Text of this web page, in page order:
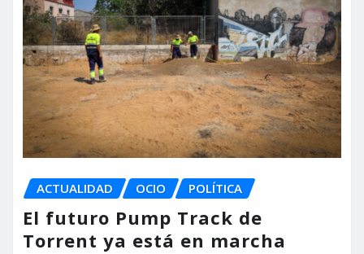
ACTUALIDAD OCIO POLÍTICA
El futuro Pump Track de
Torrent ya está en marcha